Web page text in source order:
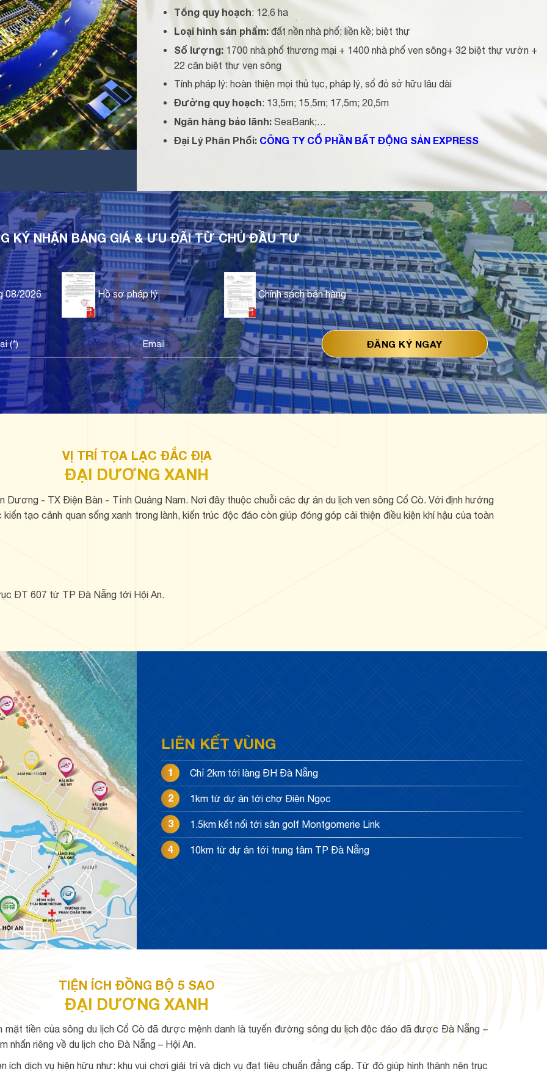
Tổng quy hoạch: 12,6 ha
Loại hình sản phẩm:đất nền nhà phố; liền kề; biệt thự
Số lượng:1700 nhà phố thương mại + 1400 nhà phố ven sông+ 32 biệt thự vườn +
22 căn biệt thự ven sông
Tính pháp lý: hoàn thiện mọi thủ tục, pháp lý, sổ đỏ sở hữu lâu dài
Đường quy hoạch: 13,5m; 15,5m; 17,5m; 20,5m
Ngân hàng bảo lãnh:SeaBank;…
Đại Lý Phân Phối: CÔNG TY CỔ PHẦN BẤT ĐỘNG SẢN EXPRESS
KÝ NHẬN BẢNG GIÁ & ƯU ĐÃI TỪ CHỦ ĐẦU TƯ
08/2026 Hồ sơ pháp lý Chính sách bán hàng
VỊ TRÍ TỌA LẠC ĐẮC ĐỊA
ĐẠI DƯƠNG XANH
Dương - TX Điện Bàn - Tỉnh Quảng Nam. Nơi đây thuộc chuỗi các dự án du lịch ven sông Cổ Cò. Với định hướng
tạo cảnh quan sống xanh trong lành, kiến trúc độc đáo còn giúp đóng góp cải thiện điều kiện khí hậu của toàn
ĐT 607 từ TP Đà Nẵng tới Hội An.
LIÊN KẾT VÙNG
1 Chỉ 2km tới làng ĐH Đà Nẵng
2 1km từ dự án tới chợ Điện Ngọc
3 1.5km kết nối tới sân golf Montgomerie Link
4 10km từ dự án tới trung tâm TP Đà Nẵng
TIỆN ÍCH ĐỒNG BỘ 5 SAO
ĐẠI DƯƠNG XANH
tiền của sông du lịch Cổ Cò đã được mệnh danh là tuyến đường sông du lịch độc đáo đã được Đà Nẵng –
nhấn riêng về du lịch cho Đà Nẵng – Hội An.
dịch vụ hiện hữu như: khu vui chơi giải trí và dịch vụ đạt tiêu chuẩn đẳng cấp. Từ đó giúp hình thành nên trục